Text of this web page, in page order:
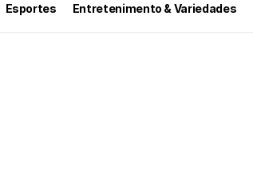
Esportes Entretenimento & Variedades